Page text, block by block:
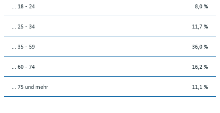
... 18 - 24 8,0 %
... 25 - 34 11,7 %
... 35 - 59 36,0 %
... 60 - 74 16,2 %
... 75 und mehr 11,1 %